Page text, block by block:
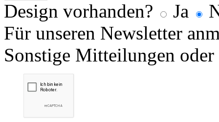
Design vorhanden?
Ja
Für unseren Newsletter
Sonstige Mitteilungen oder